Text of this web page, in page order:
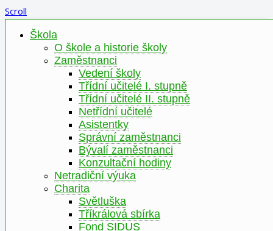
Scroll
Škola
O škole a historie školy
Zaměstnanci
Vedení školy
Třídní učitelé I. stupně
Třídní učitelé II. stupně
Netřídní učitelé
Asistentky
Správní zaměstnanci
Bývalí zaměstnanci
Konzultační hodiny
Netradiční výuka
Charita
Světluška
Tříkrálová sbírka
Fond SIDUS